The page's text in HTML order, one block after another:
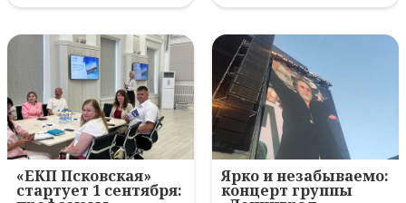
«ЕКП Псковская»
стартует 1 сентября:
Ярко и незабываемо:
концерт группы